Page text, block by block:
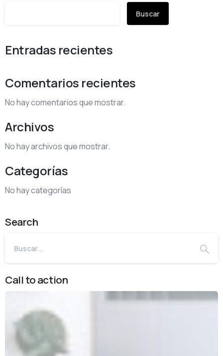
Buscar
Entradas recientes
Comentarios recientes
No hay comentarios que mostrar.
Archivos
No hay archivos que mostrar.
Categorías
No hay categorías
Search
Call to action